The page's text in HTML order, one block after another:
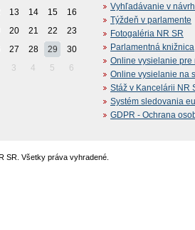
13 14 15
16
20 21 22
23
27 28 29
30
3 4 5 6
Vyhľadávanie v
Týždeň v parlamente
Fotogaléria NR SR
Parlamentná knižnica
Online vysielanie
Online vysielanie na
Stáž v Kancelárii NR
Systém sledovania
GDPR - Ochrana
SR. Všetky práva vyhradené.